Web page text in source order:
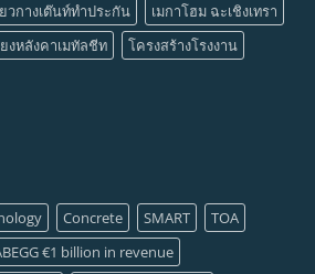
วกางเต๊นท์ทำประกัน
เมกาโฮม ฉะเชิงเทรา
ยงหลังคาเมทัลชีท
โครงสร้างโรงงาน
Concrete SMART
TOA
€1 billion in revenue